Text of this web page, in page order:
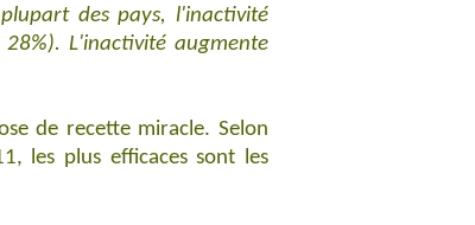
des pays, l'inactivité
L'inactivité augmente
de recette miracle. Selon
les plus efficaces sont les